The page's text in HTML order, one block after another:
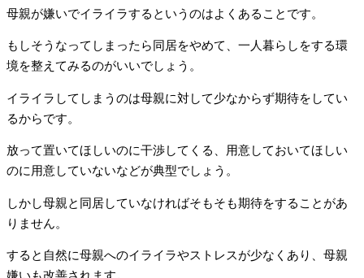
母親が嫌いでイライラするというのはよくあることです。
もしそうなってしまったら同居をやめて、一人暮らしをする環
境を整えてみるのがいいでしょう。
イライラしてしまうのは母親に対して少なからず期待をしてい
るからです。
放って置いてほしいのに干渉してくる、用意しておいてほしい
のに用意していないなどが典型でしょう。
しかし母親と同居していなければそもそも期待をすることがあ
りません。
すると自然に母親へのイライラやストレスが少なくあり、母親